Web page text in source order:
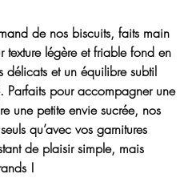
de nos biscuits, faits main
texture légère et friable fond en
délicats et un équilibre subtil
Parfaits pour accompagner une
une petite envie sucrée, nos
qu’avec vos garnitures
de plaisir simple, mais
!